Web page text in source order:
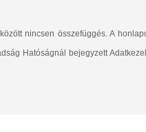
nincsen összefüggés. A
Hatóságnál bejegyzett